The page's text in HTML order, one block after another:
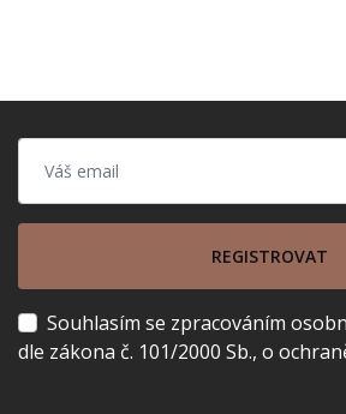
REGISTROVAT
Souhlasím se zpracováním
dle zákona č. 101/2000 Sb., o